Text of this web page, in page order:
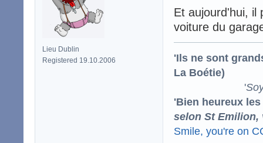
Lieu Dublin
Registered 19.10.2006
Et aujourd'hui, il
voiture du
'Ils ne sont
La Boétie)
'
'Bien heureux
selon St Emilion,
Smile, you're on